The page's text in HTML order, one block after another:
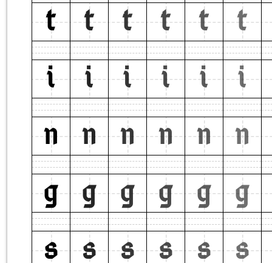
t t t t t
t
i
i i i i
i
n
n n n n
n
g
g g g g
g
s
s s s s s